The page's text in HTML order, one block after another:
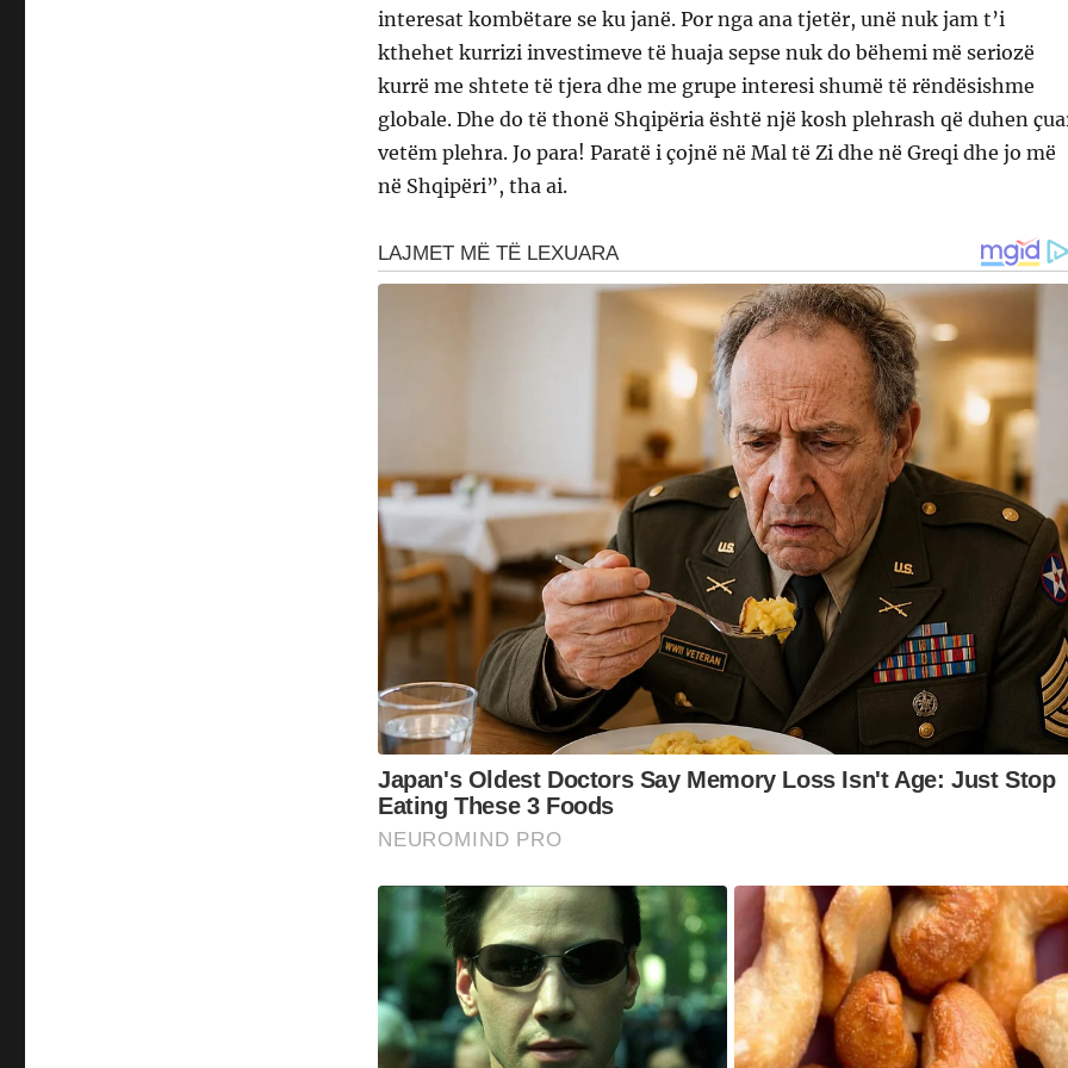
interesat kombëtare se ku janë. Por nga ana tjetër, unë nuk jam t’i
kthehet kurrizi investimeve të huaja sepse nuk do bëhemi më seriozë
kurrë me shtete të tjera dhe me grupe interesi shumë të rëndësishme
globale. Dhe do të thonë Shqipëria është një kosh plehrash që duhen
vetëm plehra. Jo para! Paratë i çojnë në Mal të Zi dhe në Greqi dhe jo më
në Shqipëri”, tha ai.